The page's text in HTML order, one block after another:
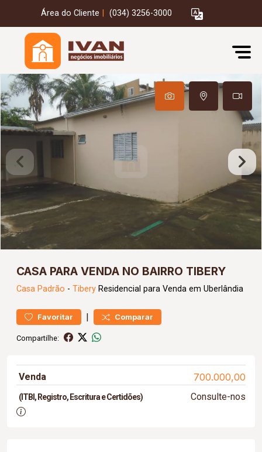
Área do Cliente (034) 3256-3000
CASA PARA VENDA NO BAIRRO TIBERY
Casa Padrão - Tibery Residencial para Venda em Uberlândia
Favoritar | Comparar
Compartilhe:
Venda 700.000,00
(ITBI, Registro, Escritura e Certidões) Consulte-nos